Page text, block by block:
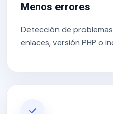
Menos errores
Detección de
enlaces, versión PHP o